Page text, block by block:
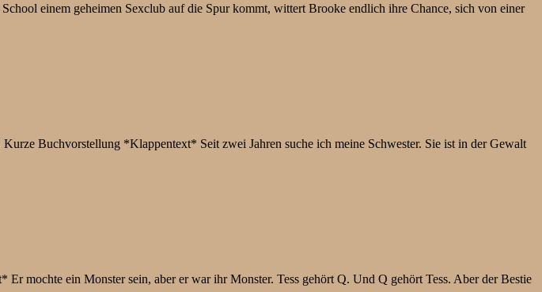
einem geheimen Sexclub auf die Spur kommt, wittert Brooke endlich ihre Chance, sich von einer
Buchvorstellung *Klappentext* Seit zwei Jahren suche ich meine Schwester. Sie ist in der Gewalt
mochte ein Monster sein, aber er war ihr Monster. Tess gehört Q. Und Q gehört Tess. Aber der Bestie